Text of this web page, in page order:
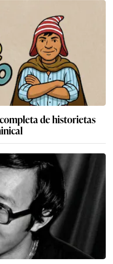
de historietas